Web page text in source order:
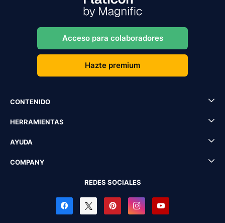
Acceso para colaboradores
Hazte premium
CONTENIDO
HERRAMIENTAS
AYUDA
COMPANY
REDES SOCIALES